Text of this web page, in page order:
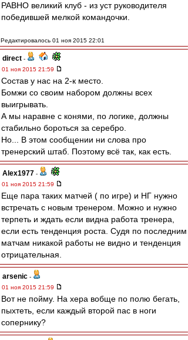
РАВНО великий клуб - из уст руководителя
победившей мелкой командочки.
Редактировалось 01 ноя 2015 22:01
direct -
01 ноя 2015 21:59
Состав у нас на 2-к место.
Бомжи со своим набором должны всех
выигрывать.
А мы наравне с конями, по логике, должны
стабильно бороться за серебро.
Но... В этом сообщении ни слова про
тренерский штаб. Поэтому всё так, как есть.
Alex1977 -
01 ноя 2015 21:59
Еще пара таких матчей ( по игре) и НГ нужно
встречать с новым тренером. Можно и нужно
терпеть и ждать если видна работа тренера,
если есть тенденция роста. Судя по последним
матчам никакой работы не видно и тенденция
отрицательная.
arsenic -
01 ноя 2015 21:59
Вот не пойму. На хера вобще по полю бегать,
пыхтеть, если каждый второй пас в ноги
сопернику?